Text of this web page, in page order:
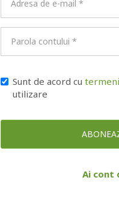
mail
Sunt de acord cu
utilizare
Ai cont